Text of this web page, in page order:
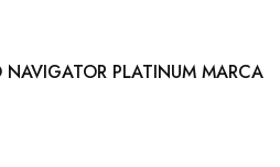
PLATINUM MARCA